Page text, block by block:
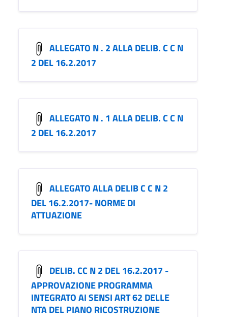
ALLEGATO N . 2 ALLA DELIB. C C N
2 DEL 16.2.2017
ALLEGATO N . 1 ALLA DELIB. C C N
2 DEL 16.2.2017
ALLEGATO ALLA DELIB C C N 2
DEL 16.2.2017- NORME DI
ATTUAZIONE
DELIB. CC N 2 DEL 16.2.2017 -
APPROVAZIONE PROGRAMMA
INTEGRATO AI SENSI ART 62 DELLE
NTA DEL PIANO RICOSTRUZIONE